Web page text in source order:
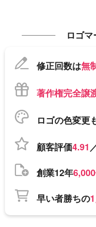
ロゴ
修正回数は無
著作権完全譲
ロゴの色変更
顧客評価4.91
創業12年
早い者勝ちの